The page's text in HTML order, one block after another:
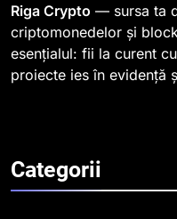
STIRI
2
la
3
Riga Crypto — sursa ta
criptomonedelor și
esențialul: fii la curent
proiecte ies în evidență
Categorii